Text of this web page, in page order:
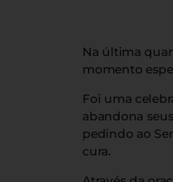
Na última
momento
Foi uma
abandona
pedindo ao
cura.